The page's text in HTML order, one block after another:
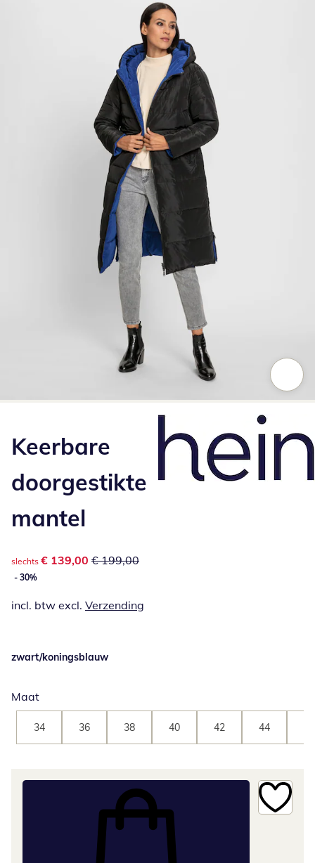
Keerbare
doorgestikte
mantel
kortingsprijs: € 139,00, vorige prijs: € 199,00
slechts € 139,00 € 199,00
- 30%
incl. btw excl. Verzending
zwart/koningsblauw
Maat
34 36 38 40 42 44